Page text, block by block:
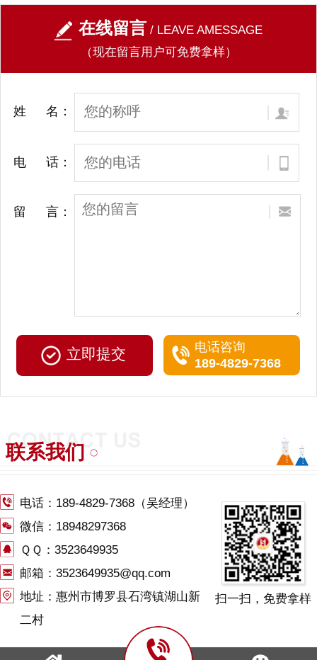
在线留言 / LEAVE AMESSAGE
（现在留言用户可免费拿样）
姓 名：
电 话：
留 言：
电话咨询
189-4829-7368
联系我们
电话： 189-4829-7368 （吴经理）
微信：18948297368
ＱＱ：3523649935
邮箱：3523649935@qq.com
地址：惠州市博罗县石湾镇湖山新
二村
扫一扫，免费拿样